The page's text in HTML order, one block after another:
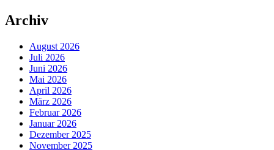
Archiv
August 2026
Juli 2026
Juni 2026
Mai 2026
April 2026
März 2026
Februar 2026
Januar 2026
Dezember 2025
November 2025